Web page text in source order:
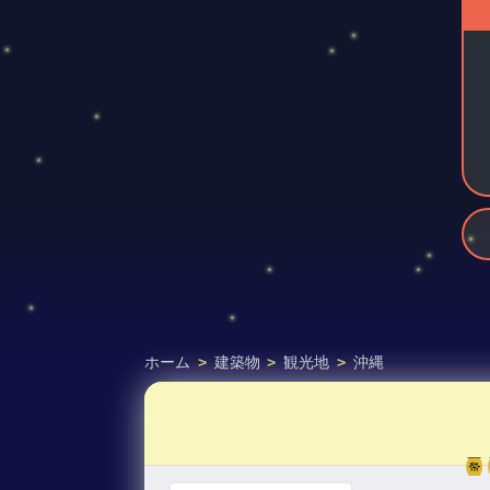
ホーム > 建築物 > 観光地 > 沖縄